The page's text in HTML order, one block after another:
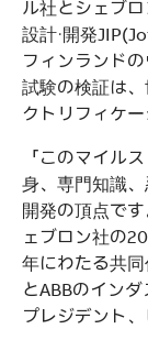
ル社とシェブロ
設計・開発
フィンランド
試験の検証は
クトリフィケ
「このマイル
身、専門知識
開発の頂点で
ェブロン社の
年にわたる共同
とABBのイン
プレジデント、